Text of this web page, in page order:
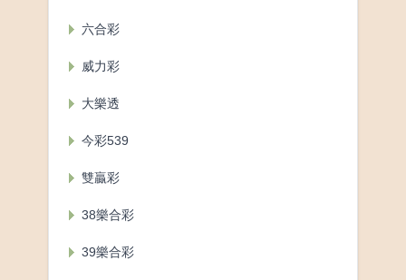
六合彩
威力彩
大樂透
今彩539
雙贏彩
38樂合彩
39樂合彩